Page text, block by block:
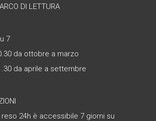
DI LETTURA
7
da ottobre a marzo
da aprile a settembre
reso 24h è accessibile 7 giorni su